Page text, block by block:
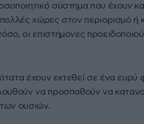
σύστημα που έχουν
χώρες στον περιορισμό ή
οι επιστήμονες
έχουν εκτεθεί σε ένα ευρύ
να προσπαθούν να
ουσιών.